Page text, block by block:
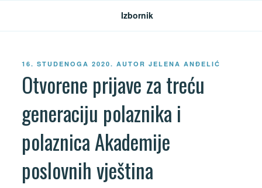
Izbornik
OBJAVLJENO
16. STUDENOGA 2020. AUTORJELENA ANĐELIĆ
Otvorene prijave za treću
generaciju polaznika i
polaznica Akademije
poslovnih vještina